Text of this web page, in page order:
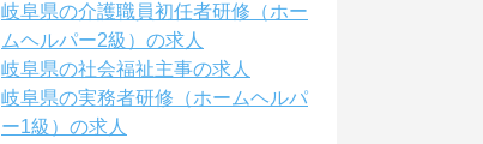
岐阜県の介護職員初任者研修（ホー
ムヘルパー2級）の求人
岐阜県の社会福祉主事の求人
岐阜県の実務者研修（ホームヘルパ
ー1級）の求人